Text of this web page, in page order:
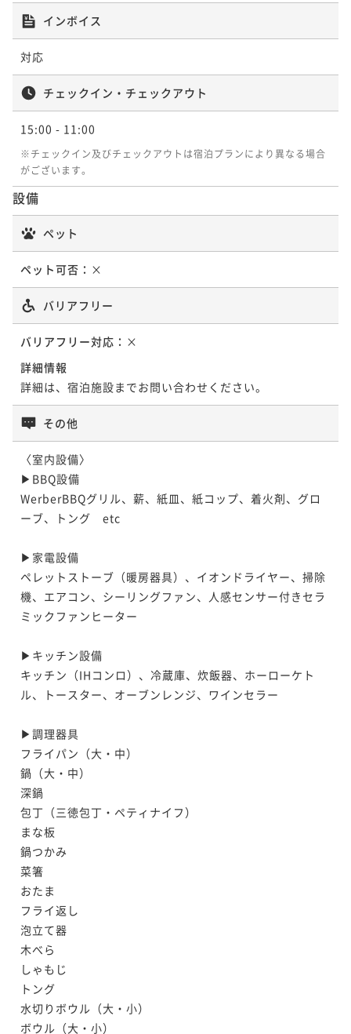
インボイス
対応
チェックイン・チェックアウト
15:00 - 11:00
※チェックイン及びチェックアウトは宿泊プランにより異なる場合
がございます。
設備
ペット
ペット可否： ×
バリアフリー
バリアフリー対応： ×
詳細情報
詳細は、宿泊施設までお問い合わせください。
その他
〈室内設備〉
▶︎BBQ設備
WerberBBQグリル、薪、紙皿、紙コップ、着火剤、グロ
ーブ、トング　etc
▶︎家電設備
ペレットストーブ（暖房器具）、イオンドライヤー、掃除
機、エアコン、シーリングファン、人感センサー付きセラ
ミックファンヒーター
▶︎キッチン設備
キッチン（IHコンロ）、冷蔵庫、炊飯器、ホーローケト
ル、トースター、オーブンレンジ、ワインセラー
▶︎調理器具
フライパン（大・中）
鍋（大・中）
深鍋
包丁（三徳包丁・ペティナイフ）
まな板
鍋つかみ
菜箸
おたま
フライ返し
泡立て器
木べら
しゃもじ
トング
水切りボウル（大・小）
ボウル（大・小）